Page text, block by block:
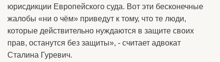
юрисдикции Европейского суда. Вот эти бесконечные
жалобы «ни о чём» приведут к тому, что те люди,
которые действительно нуждаются в защите своих
прав, останутся без защиты», - считает адвокат
Сталина Гуревич.